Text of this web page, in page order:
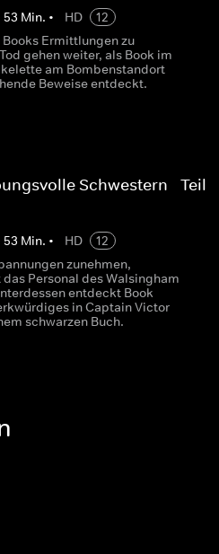
53 Min. • HD
12
Books Ermittlungen zu
gehen weiter, als Book im
am Bombenstandort
Beweise entdeckt.
Schwestern - Teil
53 Min. • HD
12
zunehmen,
Personal des Walsingham
entdeckt Book
in Captain Victor
schwarzen Buch.